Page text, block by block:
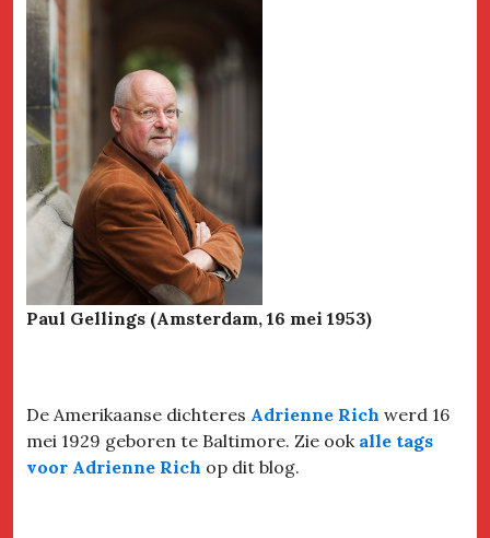
Paul Gellings (Amsterdam, 16 mei 1953)
De Amerikaanse dichteres Adrienne Rich werd 16
mei 1929 geboren te Baltimore. Zie ook alle tags
voor Adrienne Rich op dit blog.